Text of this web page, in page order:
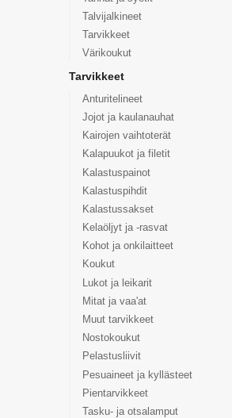
Talvijalkineet
Tarvikkeet
Värikoukut
Tarvikkeet
Anturitelineet
Jojot ja kaulanauhat
Kairojen vaihtoterät
Kalapuukot ja filetit
Kalastuspainot
Kalastuspihdit
Kalastussakset
Kelaöljyt ja -rasvat
Kohot ja onkilaitteet
Koukut
Lukot ja leikarit
Mitat ja vaa'at
Muut tarvikkeet
Nostokoukut
Pelastusliivit
Pesuaineet ja kyllästeet
Pientarvikkeet
Tasku- ja otsalamput